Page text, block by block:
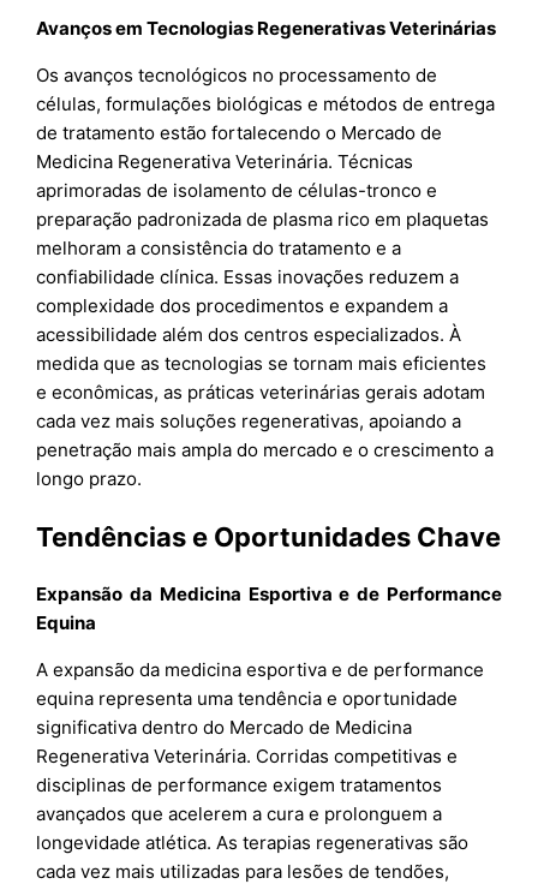
Avanços em Tecnologias Regenerativas Veterinárias
Os avanços tecnológicos no processamento de
células, formulações biológicas e métodos de entrega
de tratamento estão fortalecendo o Mercado de
Medicina Regenerativa Veterinária. Técnicas
aprimoradas de isolamento de células-tronco e
preparação padronizada de plasma rico em plaquetas
melhoram a consistência do tratamento e a
confiabilidade clínica. Essas inovações reduzem a
complexidade dos procedimentos e expandem a
acessibilidade além dos centros especializados. À
medida que as tecnologias se tornam mais eficientes
e econômicas, as práticas veterinárias gerais adotam
cada vez mais soluções regenerativas, apoiando a
penetração mais ampla do mercado e o crescimento a
longo prazo.
Tendências e Oportunidades Chave
Expansão da Medicina Esportiva e de Performance
Equina
A expansão da medicina esportiva e de performance
equina representa uma tendência e oportunidade
significativa dentro do Mercado de Medicina
Regenerativa Veterinária. Corridas competitivas e
disciplinas de performance exigem tratamentos
avançados que acelerem a cura e prolonguem a
longevidade atlética. As terapias regenerativas são
cada vez mais utilizadas para lesões de tendões,